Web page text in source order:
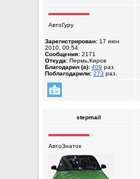
АвтоГуру
Зарегистрирован: 17 июн
2010, 00:54
Сообщения: 2171
Откуда: Пермь,Киров
Благодарил (а): 409 раз.
Поблагодарили: 273 раз.
stepmail
АвтоЗнаток